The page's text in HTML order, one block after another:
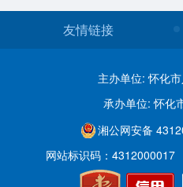
友情链接
主办单位: 怀化
承办单位: 怀化
湘公网安备
网站标识码：4312000017